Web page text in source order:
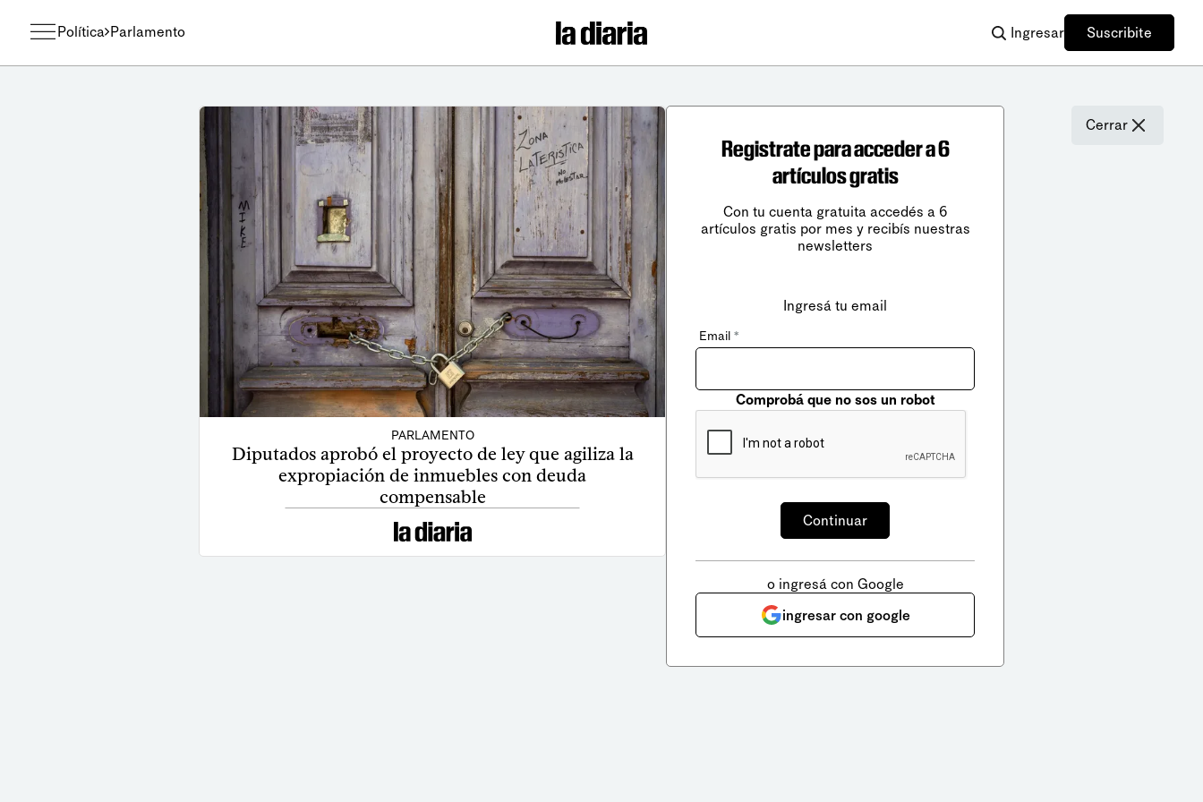
Política Parlamento Ingresar Suscribite
PARLAMENTO
Diputados aprobó el proyecto de ley que agiliza la
expropiación de inmuebles con deuda
compensable
Cerrar
Registrate para acceder a 6
artículos gratis
Con tu cuenta gratuita accedés a 6
artículos gratis por mes y recibís nuestras
newsletters
Ingresá tu email
Email *
Comprobá que no sos un robot
o ingresá con Google
ingresar con google